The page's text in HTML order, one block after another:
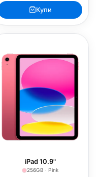
Купи
iPad 10.9"
256GB · Pink